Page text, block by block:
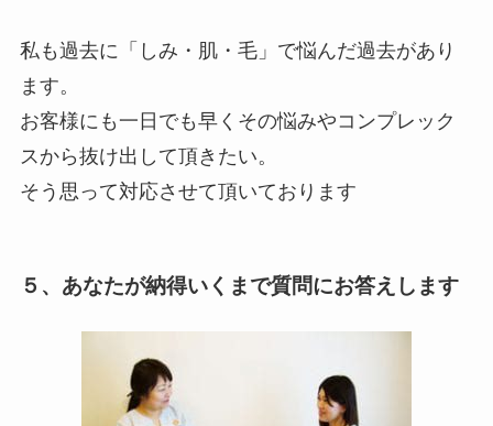
私も過去に「しみ・肌・毛」で悩んだ過去があり
ます。
お客様にも一日でも早くその悩みやコンプレック
スから抜け出して頂きたい。
そう思って対応させて頂いております
５、あなたが納得いくまで質問にお答えします